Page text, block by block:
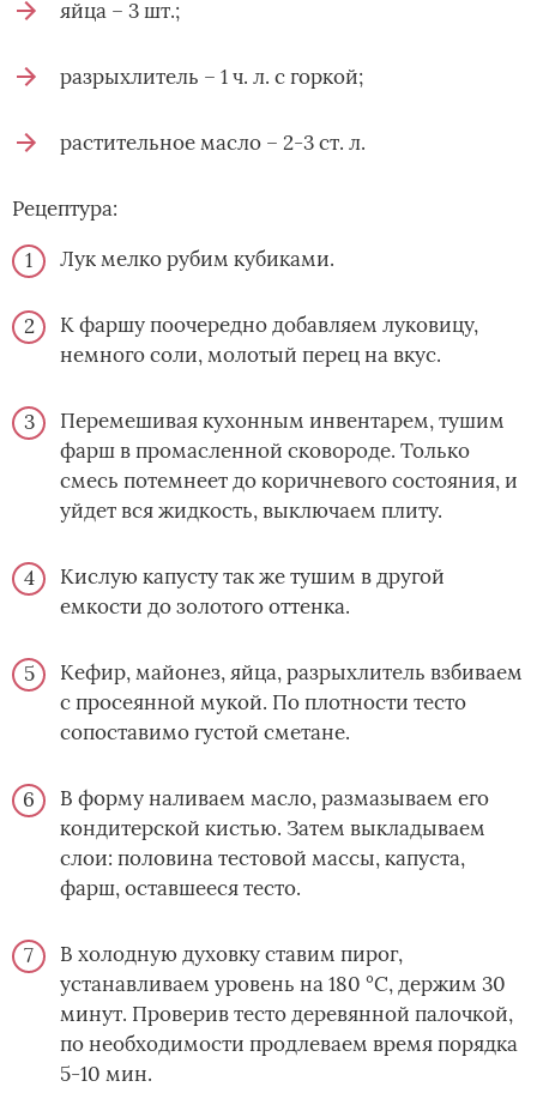
яйца – 3 шт.;
разрыхлитель – 1 ч. л. с горкой;
растительное масло – 2-3 ст. л.
Рецептура:
Лук мелко рубим кубиками.
К фаршу поочередно добавляем луковицу,
немного соли, молотый перец на вкус.
Перемешивая кухонным инвентарем, тушим
фарш в промасленной сковороде. Только
смесь потемнеет до коричневого состояния, и
уйдет вся жидкость, выключаем плиту.
Кислую капусту так же тушим в другой
емкости до золотого оттенка.
Кефир, майонез, яйца, разрыхлитель взбиваем
с просеянной мукой. По плотности тесто
сопоставимо густой сметане.
В форму наливаем масло, размазываем его
кондитерской кистью. Затем выкладываем
слои: половина тестовой массы, капуста,
фарш, оставшееся тесто.
В холодную духовку ставим пирог,
устанавливаем уровень на 180 °С, держим 30
минут. Проверив тесто деревянной палочкой,
по необходимости продлеваем время порядка
5-10 мин.